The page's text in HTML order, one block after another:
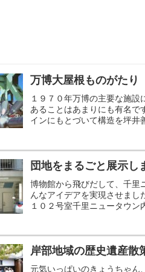
万博大屋根ものがたり
１９７０年万博の主要な施
あることはあまりにも有名で
インにもとづいて構造を坪井
団地をまるごと展示し
博物館から飛びだして、千里
んなアイデアを実現させま
１０２号室千里ニュータウ
岸部地域の歴史遺産散
元気いっぱいのきょうちゃん